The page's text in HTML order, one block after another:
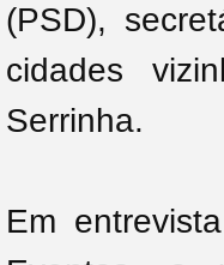
(PSD),
cidades
Serrinha.
Em